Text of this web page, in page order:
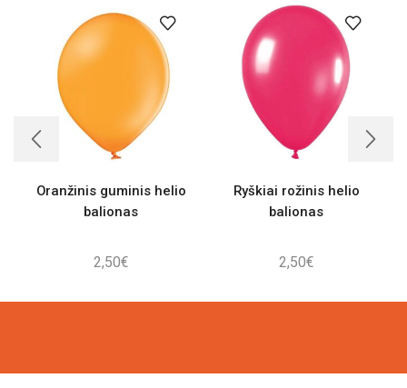
Oranžinis guminis helio
balionas
2,50€
Ryškiai rožinis helio
balionas
2,50€